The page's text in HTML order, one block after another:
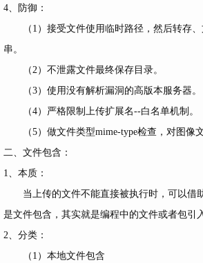
4、防御：
（1）接受文件使用临时路径，然后转存、
串。
（2）不泄露文件最终保存目录。
（3）使用没有解析漏洞的高版本服务器。
（4）严格限制上传扩展名--白名单机制。
（5）做文件类型mime-type检查，对图像文
二、文件包含：
1、本质：
当上传的文件不能直接被执行时，可以借
是文件包含，其实就是编程中的文件或者包引
2、分类：
（1）本地文件包含